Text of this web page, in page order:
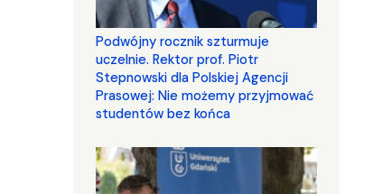
Podwójny rocznik szturmuje
uczelnie. Rektor prof. Piotr
Stepnowski dla Polskiej Agencji
Prasowej: Nie możemy przyjmować
studentów bez końca